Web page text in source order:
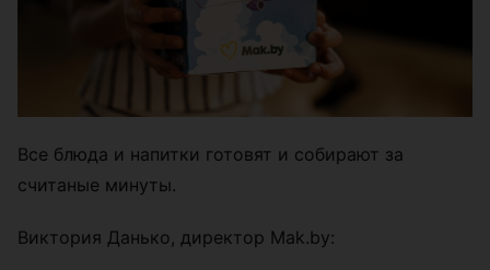
Все блюда и напитки готовят и собирают за
считаные минуты.
Виктория Данько, директор Mak.by: